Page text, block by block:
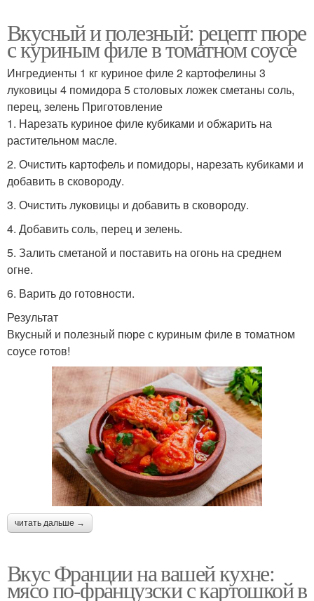
Вкусный и полезный: рецепт пюре
с куриным филе в томатном соусе
Ингредиенты 1 кг куриное филе 2 картофелины 3
луковицы 4 помидора 5 столовых ложек сметаны соль,
перец, зелень Приготовление
1. Нарезать куриное филе кубиками и обжарить на
растительном масле.
2. Очистить картофель и помидоры, нарезать кубиками и
добавить в сковороду.
3. Очистить луковицы и добавить в сковороду.
4. Добавить соль, перец и зелень.
5. Залить сметаной и поставить на огонь на среднем
огне.
6. Варить до готовности.
Результат
Вкусный и полезный пюре с куриным филе в томатном
соусе готов!
читать дальше →
Вкус Франции на вашей кухне:
мясо по-французски с картошкой в